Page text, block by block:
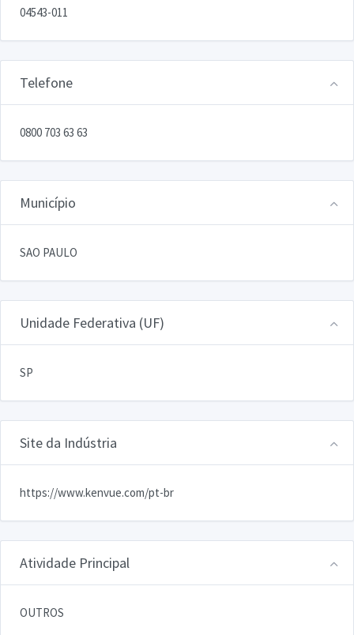
04543-011
Telefone
0800 703 63 63
Município
SAO PAULO
Unidade Federativa (UF)
SP
Site da Indústria
https://www.kenvue.com/pt-br
Atividade Principal
OUTROS